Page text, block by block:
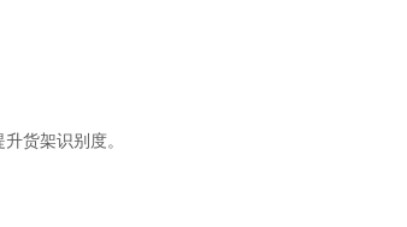
货架识别度。